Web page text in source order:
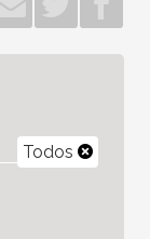
Todos